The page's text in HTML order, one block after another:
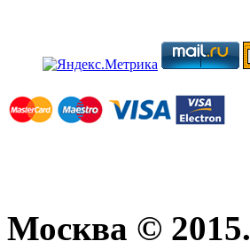
Москва © 2015.